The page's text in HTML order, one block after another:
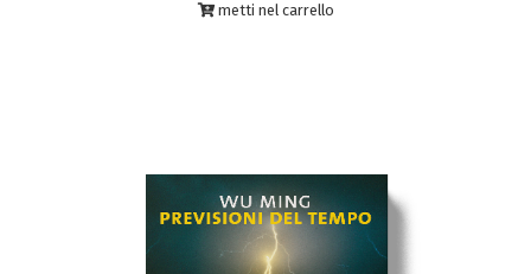
metti nel carrello